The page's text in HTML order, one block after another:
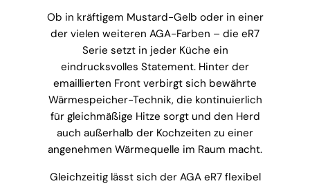
Ob in kräftigem Mustard-Gelb oder in einer
der vielen weiteren AGA-Farben – die eR7
Serie setzt in jeder Küche ein
eindrucksvolles Statement. Hinter der
emaillierten Front verbirgt sich bewährte
Wärmespeicher-Technik, die kontinuierlich
für gleichmäßige Hitze sorgt und den Herd
auch außerhalb der Kochzeiten zu einer
angenehmen Wärmequelle im Raum macht.
Gleichzeitig lässt sich der AGA eR7 flexibel